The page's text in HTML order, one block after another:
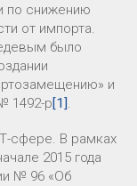
по снижению
от импорта.
было
и
1492-р[1].
сфере. В рамках
2015 года
№ 96 «Об